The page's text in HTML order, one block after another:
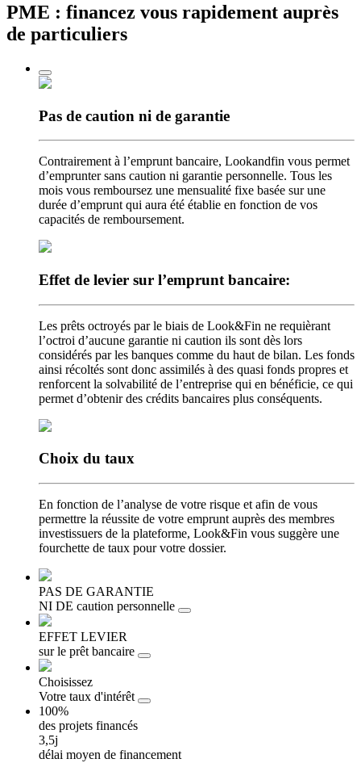
PME : financez vous rapidement auprès
de particuliers
Pas de caution ni de garantie
Contrairement à l’emprunt bancaire, Lookandfin vous permet
d’emprunter sans caution ni garantie personnelle. Tous les
mois vous remboursez une mensualité fixe basée sur une
durée d’emprunt qui aura été établie en fonction de vos
capacités de remboursement.
Effet de levier sur l’emprunt bancaire:
Les prêts octroyés par le biais de Look&Fin ne requièrant
l’octroi d’aucune garantie ni caution ils sont dès lors
considérés par les banques comme du haut de bilan. Les fonds
ainsi récoltés sont donc assimilés à des quasi fonds propres et
renforcent la solvabilité de l’entreprise qui en bénéficie, ce qui
permet d’obtenir des crédits bancaires plus conséquents.
Choix du taux
En fonction de l’analyse de votre risque et afin de vous
permettre la réussite de votre emprunt auprès des membres
investissuers de la plateforme, Look&Fin vous suggère une
fourchette de taux pour votre dossier.
PAS DE GARANTIE
NI DE caution personnelle
EFFET LEVIER
sur le prêt bancaire
Choisissez
Votre taux d'intérêt
100%
des projets financés
3,5j
délai moyen de financement